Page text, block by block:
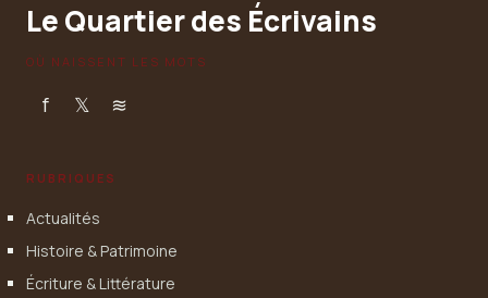
Le Quartier des Écrivains
OÙ NAISSENT LES MOTS
f 𝕏 ≋
RUBRIQUES
Actualités
Histoire & Patrimoine
Écriture & Littérature